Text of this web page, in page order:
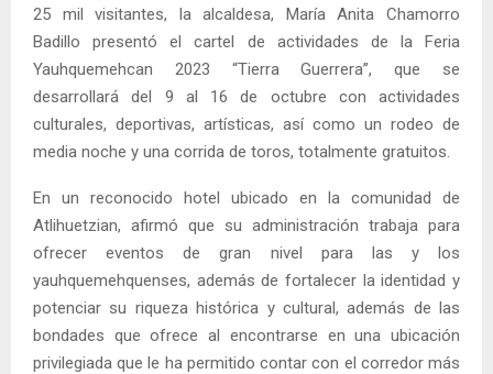
25 mil visitantes, la alcaldesa, María Anita Chamorro
Badillo presentó el cartel de actividades de la Feria
Yauhquemehcan 2023 “Tierra Guerrera”, que se
desarrollará del 9 al 16 de octubre con actividades
culturales, deportivas, artísticas, así como un rodeo de
media noche y una corrida de toros, totalmente gratuitos.
En un reconocido hotel ubicado en la comunidad de
Atlihuetzian, afirmó que su administración trabaja para
ofrecer eventos de gran nivel para las y los
yauhquemehquenses, además de fortalecer la identidad y
potenciar su riqueza histórica y cultural, además de las
bondades que ofrece al encontrarse en una ubicación
privilegiada que le ha permitido contar con el corredor más